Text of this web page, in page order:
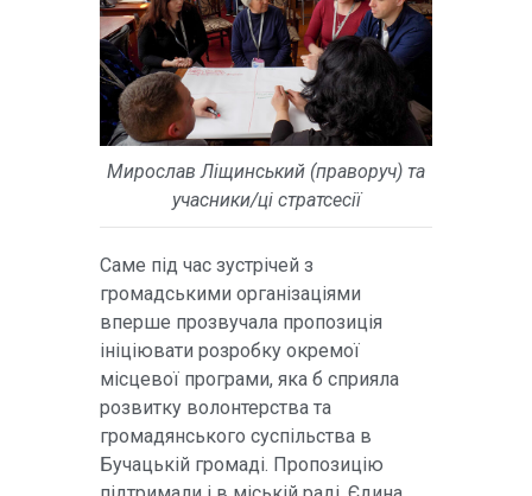
Мирослав Ліщинський (праворуч) та
учасники/ці стратсесії
Саме під час зустрічей з
громадськими організаціями
вперше прозвучала пропозиція
ініціювати розробку окремої
місцевої програми, яка б сприяла
розвитку волонтерства та
громадянського суспільства в
Бучацькій громаді. Пропозицію